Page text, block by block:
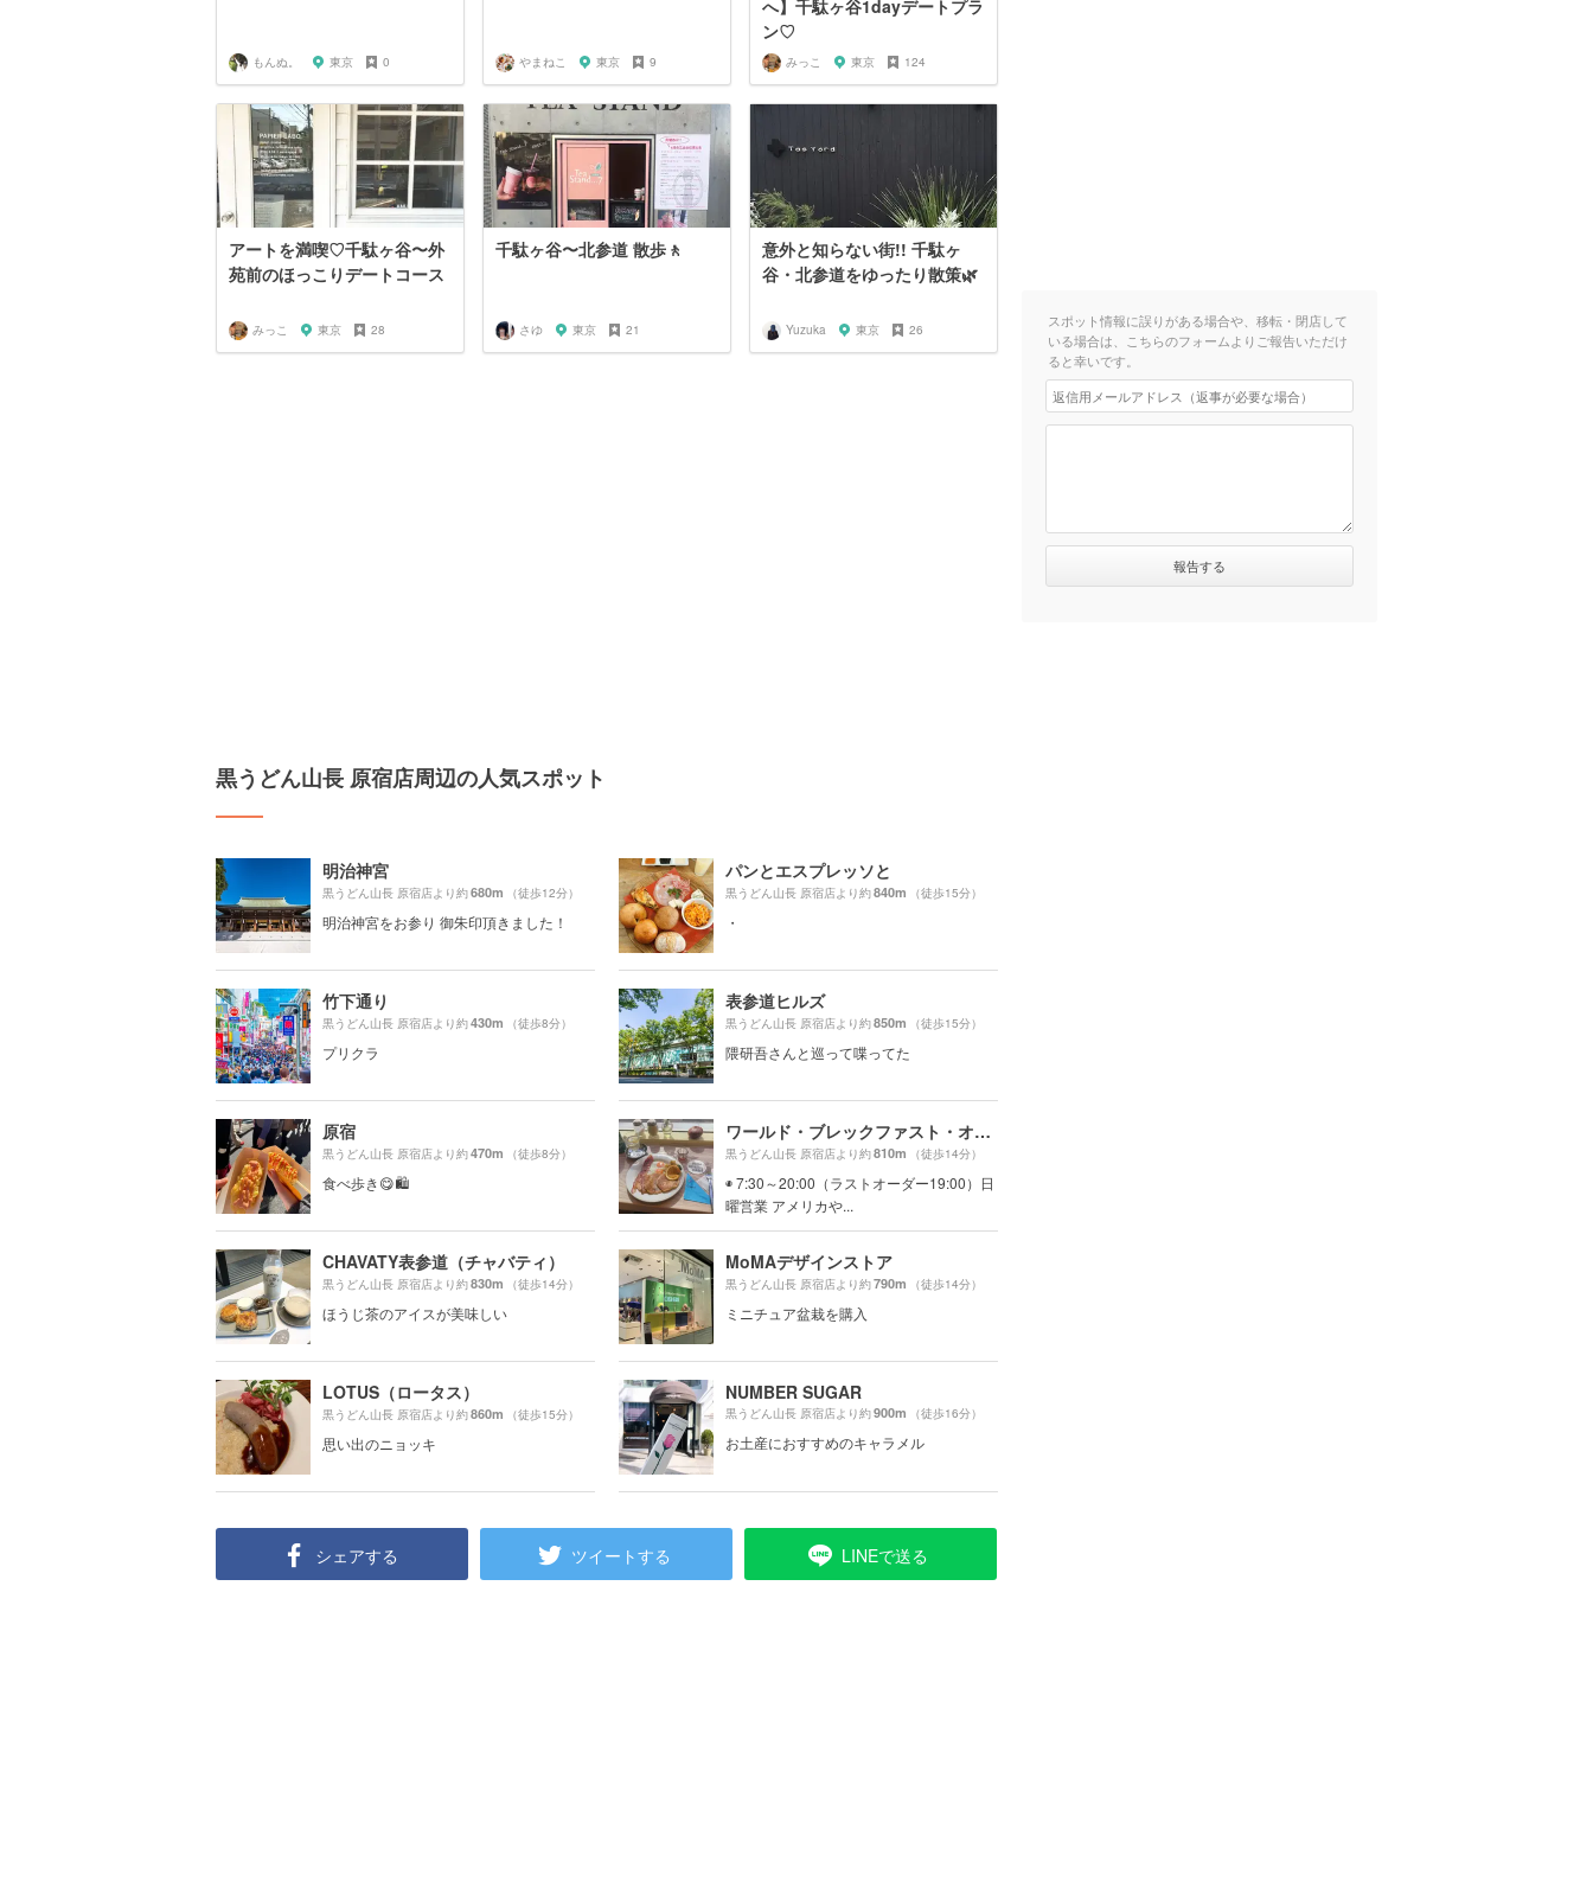
もんぬ。 東京 0 やまねこ 東京 9
へ】千駄ヶ谷1dayデートプラ
ン♡
みっこ 東京 124
アートを満喫♡千駄ヶ谷〜外
苑前のほっこりデートコース
みっこ 東京 28
千駄ヶ谷〜北参道 散歩🚶
さゆ 東京 21
意外と知らない街!! 千駄ヶ
谷・北参道をゆったり散策🌿
Yuzuka 東京 26
黒うどん山長 原宿店周辺の人気スポット
明治神宮
黒うどん山長 原宿店より約680m （徒歩12分）
明治神宮をお参り 御朱印頂きました！
パンとエスプレッソと
黒うどん山長 原宿店より約840m （徒歩15分）
・
竹下通り
黒うどん山長 原宿店より約430m （徒歩8分）
プリクラ
表参道ヒルズ
黒うどん山長 原宿店より約850m （徒歩15分）
隈研吾さんと巡って喋ってた
原宿
黒うどん山長 原宿店より約470m （徒歩8分）
食べ歩き😋🛍
ワールド・ブレックファスト・オールデイ（WORLD BREAKFAST ALLDAY）
黒うどん山長 原宿店より約810m （徒歩14分）
◉ 7:30～20:00（ラストオーダー19:00）日
曜営業 アメリカや...
CHAVATY表参道（チャバティ）
黒うどん山長 原宿店より約830m （徒歩14分）
ほうじ茶のアイスが美味しい
MoMAデザインストア
黒うどん山長 原宿店より約790m （徒歩14分）
ミニチュア盆栽を購入
LOTUS（ロータス）
黒うどん山長 原宿店より約860m （徒歩15分）
思い出のニョッキ
NUMBER SUGAR
黒うどん山長 原宿店より約900m （徒歩16分）
お土産におすすめのキャラメル
シェアする ツイートする LINEで送る
スポット情報に誤りがある場合や、移転・閉店して
いる場合は、こちらのフォームよりご報告いただけ
ると幸いです。